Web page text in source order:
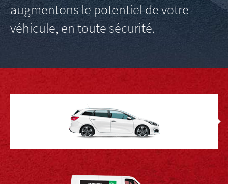
augmentons le potentiel de votre
véhicule, en toute sécurité.